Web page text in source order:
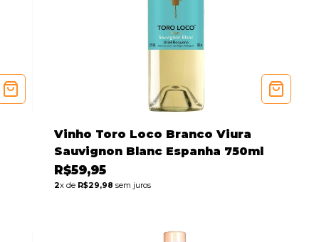
Vinho Toro Loco Branco Viura
Sauvignon Blanc Espanha 750ml
R$59,95
2x de R$29,98 sem juros